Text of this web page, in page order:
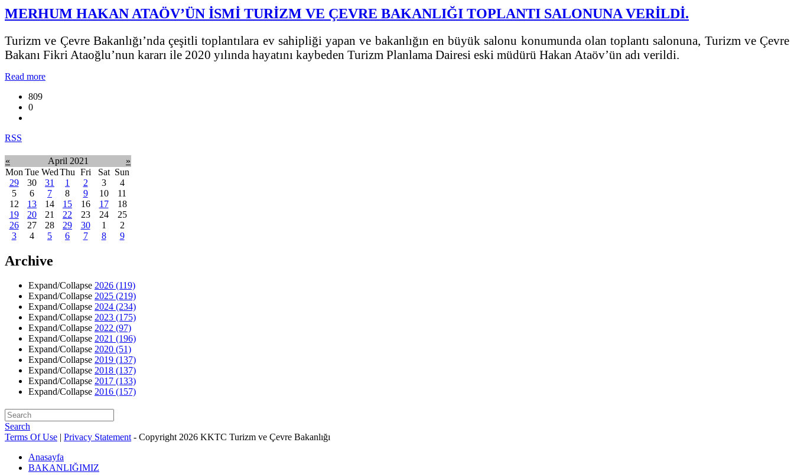
MERHUM HAKAN ATAÖV’ÜN İSMİ TURİZM VE ÇEVRE BAKANLIĞI TOPLANTI SALONUNA VERİLDİ.
Turizm ve Çevre Bakanlığı’nda çeşitli toplantılara ev sahipliği yapan ve bakanlığın en büyük salonu konumunda olan toplantı salonuna, Turizm ve Çevre
Bakanı Fikri Ataoğlu’nun kararı ile 2020 yılında hayatını kaybeden Turizm Planlama Dairesi eski müdürü Hakan Ataöv’ün adı verildi.
Read more
809
0
RSS
« April 2021
»
Mon Tue WedThu Fri Sat Sun
29
30 31 1 2 3
4
5
6 7 8 9 10
11
12
13 14 15 16 17
18
19
20 21 22 23 24
25
26
27 28 29 30 1
2
3
4 5 6 7 8 9
Archive
Expand/Collapse 2026 (119)
Expand/Collapse 2025 (219)
Expand/Collapse 2024 (234)
Expand/Collapse 2023 (175)
Expand/Collapse 2022 (97)
Expand/Collapse 2021 (196)
Expand/Collapse 2020 (51)
Expand/Collapse 2019 (137)
Expand/Collapse 2018 (137)
Expand/Collapse 2017 (133)
Expand/Collapse 2016 (157)
Search
Terms Of Use | Privacy Statement - Copyright 2026 KKTC Turizm ve Çevre Bakanlığı
Anasayfa
BAKANLIĞIMIZ